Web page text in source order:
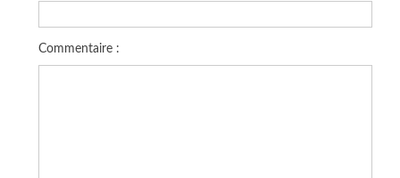
Commentaire :